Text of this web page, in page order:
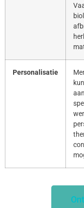
Personalisatie